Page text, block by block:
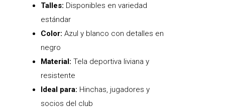
Talles: Disponibles en variedad
estándar
Color: Azul y blanco con detalles en
negro
Material: Tela deportiva liviana y
resistente
Ideal para: Hinchas, jugadores y
socios del club